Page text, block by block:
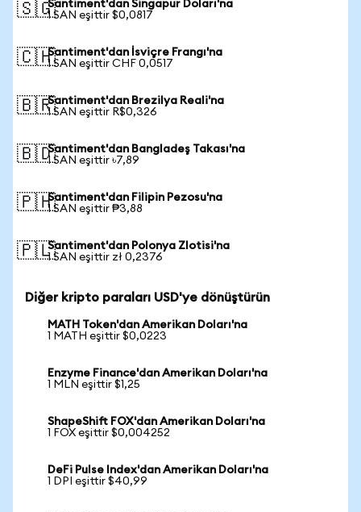
🇸🇬Santiment'dan Singapur Doları'na
1 SAN eşittir $0,0817
🇨🇭Santiment'dan İsviçre Frangı'na
1 SAN eşittir CHF 0,0517
🇧🇷Santiment'dan Brezilya Reali'na
1 SAN eşittir R$0,326
🇧🇩Santiment'dan Bangladeş Takası'na
1 SAN eşittir ৳7,89
🇵🇭Santiment'dan Filipin Pezosu'na
1 SAN eşittir ₱3,88
🇵🇱Santiment'dan Polonya Zlotisi'na
1 SAN eşittir zł 0,2376
Diğer kripto paraları USD'ye dönüştürün
MATH Token'dan Amerikan Doları'na
1 MATH eşittir $0,0223
Enzyme Finance'dan Amerikan Doları'na
1 MLN eşittir $1,25
ShapeShift FOX'dan Amerikan Doları'na
1 FOX eşittir $0,004252
DeFi Pulse Index'dan Amerikan Doları'na
1 DPI eşittir $40,99